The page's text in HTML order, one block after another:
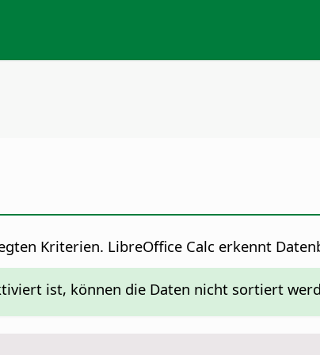
Kriterien. LibreOffice Calc erkennt
ist, können die Daten nicht sortiert